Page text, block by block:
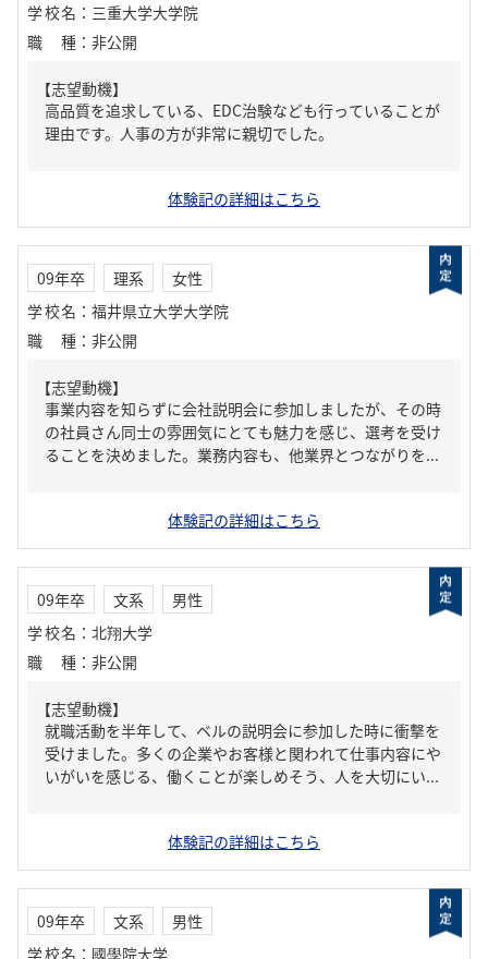
学校名 ： 三重大学大学院
職種 ： 非公開
【志望動機】
高品質を追求している、EDC治験なども行っていることが
理由です。人事の方が非常に親切でした。
体験記の詳細はこちら
09年卒 理系
女性
学校名 ： 福井県立大学大学院
職種 ： 非公開
【志望動機】
事業内容を知らずに会社説明会に参加しましたが、その時
の社員さん同士の雰囲気にとても魅力を感じ、選考を受け
ることを決めました。業務内容も、他業界とつながりを...
体験記の詳細はこちら
09年卒 文系
男性
学校名 ： 北翔大学
職種 ： 非公開
【志望動機】
就職活動を半年して、ベルの説明会に参加した時に衝撃を
受けました。多くの企業やお客様と関われて仕事内容にや
いがいを感じる、働くことが楽しめそう、人を大切にい...
体験記の詳細はこちら
09年卒 文系
男性
学校名 ： 國學院大学